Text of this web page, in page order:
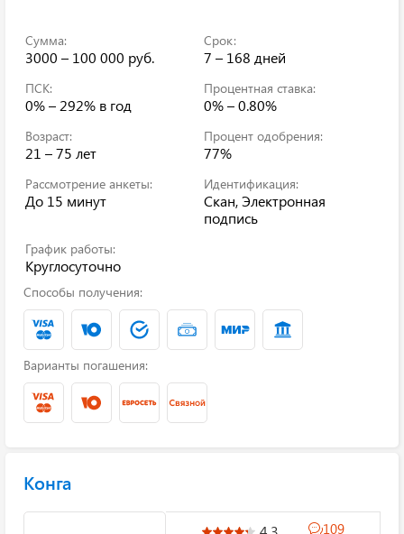
Сумма:
3000 – 100 000 руб.
Срок:
7 – 168 дней
ПСК:
0% – 292% в год
Процентная ставка:
0% – 0.80%
Возраст:
21 – 75 лет
Процент одобрения:
77%
Рассмотрение анкеты:
До 15 минут
Идентификация:
Скан, Электронная
подпись
График работы:
Круглосуточно
Способы получения:
Варианты погашения:
Конга
109